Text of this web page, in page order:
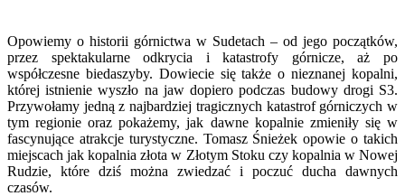
Opowiemy o historii górnictwa w Sudetach – od jego początków,
przez spektakularne odkrycia i katastrofy górnicze, aż po
współczesne biedaszyby. Dowiecie się także o nieznanej kopalni,
której istnienie wyszło na jaw dopiero podczas budowy drogi S3.
Przywołamy jedną z najbardziej tragicznych katastrof górniczych w
tym regionie oraz pokażemy, jak dawne kopalnie zmieniły się w
fascynujące atrakcje turystyczne. Tomasz Śnieżek opowie o takich
miejscach jak kopalnia złota w Złotym Stoku czy kopalnia w Nowej
Rudzie, które dziś można zwiedzać i poczuć ducha dawnych
czasów.